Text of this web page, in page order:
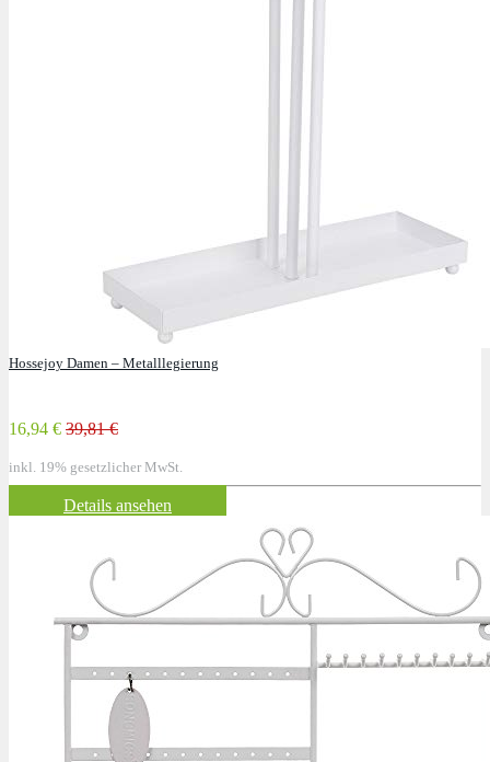
Hossejoy Damen – Metalllegierung
16,94 € 39,81 €
inkl. 19% gesetzlicher MwSt.
Details ansehen